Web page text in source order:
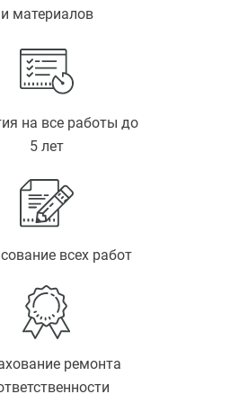
и материалов
на все работы до
5 лет
всех работ
ремонта